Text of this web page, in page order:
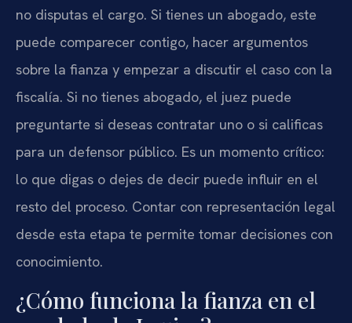
no disputas el cargo. Si tienes un abogado, este
puede comparecer contigo, hacer argumentos
sobre la fianza y empezar a discutir el caso con la
fiscalía. Si no tienes abogado, el juez puede
preguntarte si deseas contratar uno o si calificas
para un defensor público. Es un momento crítico:
lo que digas o dejes de decir puede influir en el
resto del proceso. Contar con representación legal
desde esta etapa te permite tomar decisiones con
conocimiento.
¿Cómo funciona la fianza en el